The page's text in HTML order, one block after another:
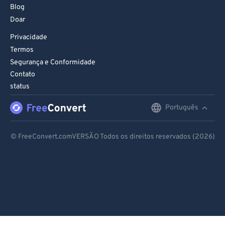
Blog
Doar
Privacidade
Termos
Segurança e Conformidade
Contato
status
Português
© FreeConvert.comVERSÃO Todos os direitos reservados (2026)